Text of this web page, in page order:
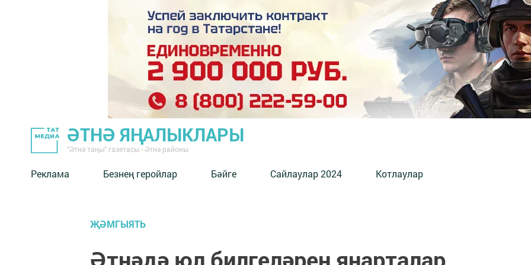
ӘТНӘ ЯҢАЛЫКЛАРЫ
"Әтнә таңы" газетасы - Әтнә районы
Реклама Безнең геройлар Бәйге Сайлаулар 2024 Котлаулар
ҖӘМГЫЯТЬ
Әтнәдә юл билгеләрен яңарталар